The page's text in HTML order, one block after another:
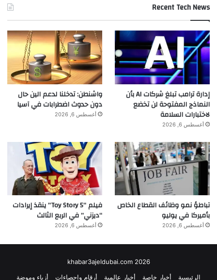
Recent Tech News
إدارة ترامب تبلغ شركات AI بأن
النماذج المفتوحة لن تخضع
لاختبارات السلامة
أغسطس 6, 2026
واشنطن: تدخلنا لدعم الين حال
دون حدوث اضطرابات في آسيا
أغسطس 6, 2026
تباطؤ نمو وظائف القطاع الخاص
بأميركا في يوليو
أغسطس 6, 2026
فيلم “Toy Story 5” ينقذ إيرادات
“ديزني” في الربع الثالث
أغسطس 6, 2026
khabar3ajeldubai.com 2026
الرئيسية
أخبار خاصة أخبار عالمية أرقام وإحصاءات أزياء وموضة